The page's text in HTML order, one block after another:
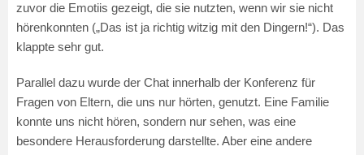
zuvor die Emotiis gezeigt, die sie nutzten, wenn wir sie nicht
hörenkonnten („Das ist ja richtig witzig mit den Dingern!“). Das
klappte sehr gut.
Parallel dazu wurde der Chat innerhalb der Konferenz für
Fragen von Eltern, die uns nur hörten, genutzt. Eine Familie
konnte uns nicht hören, sondern nur sehen, was eine
besondere Herausforderung darstellte. Aber eine andere